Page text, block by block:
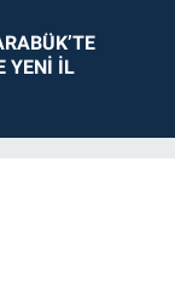
YENİ İL